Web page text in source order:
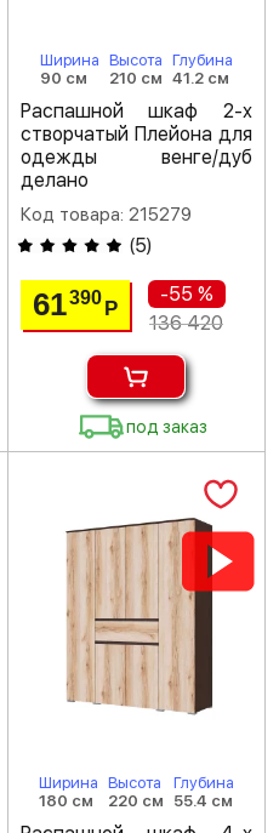
Ширина
90 см
Высота
210 см
Глубина
41.2 см
Распашной шкаф 2-х
створчатый Плейона для
одежды венге/дуб
делано
Код товара: 215279
(5)
61390 Р
-55 %
136 420
под заказ
Ширина
180 см
Высота
220 см
Глубина
55.4 см